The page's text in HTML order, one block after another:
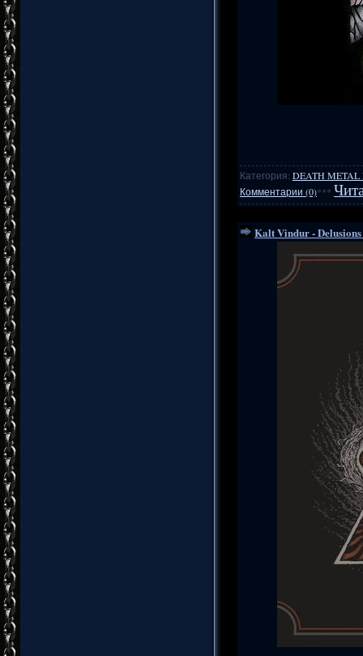
Категория: DEATH METAL
Комментарии (0)***
Kalt Vindur -